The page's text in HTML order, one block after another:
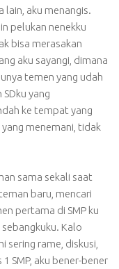
lain, aku menangis.
pelukan nenekku
bisa merasakan
aku sayangi, dimana
temen yang udah
yang
ke tempat yang
menemani, tidak
sama sekali saat
baru, mencari
pertama di SMP ku
Kalo
sering rame, diskusi,
SMP, aku bener-bener